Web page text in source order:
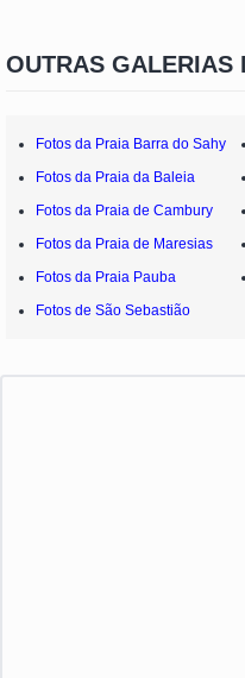
OUTRAS GALERIAS
Fotos da Praia Barra do Sahy
Fotos da Praia da Baleia
Fotos da Praia de Cambury
Fotos da Praia de Maresias
Fotos da Praia Pauba
Fotos de São Sebastião